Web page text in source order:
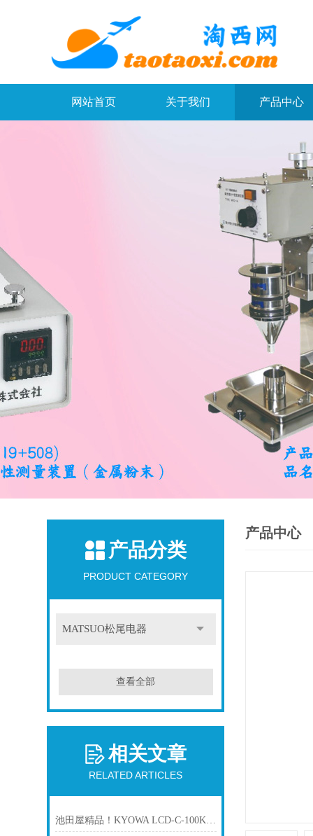
网站首页 关于我们 产品中心
产品分类
PRODUCT CATEGORY
MATSUO松尾电器
查看全部
相关文章
RELATED ARTICLES
池田屋精品！KYOWA LCD-C-100KNSA29 方形载荷传感器
产品中心